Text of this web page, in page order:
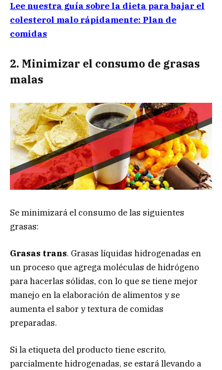
Lee nuestra guía sobre la dieta para bajar el
colesterol malo rápidamente: Plan de
comidas
2. Minimizar el consumo de grasas
malas
Se minimizará el consumo de las siguientes
grasas:
Grasas trans. Grasas líquidas hidrogenadas en
un proceso que agrega moléculas de hidrógeno
para hacerlas sólidas, con lo que se tiene mejor
manejo en la elaboración de alimentos y se
aumenta el sabor y textura de comidas
preparadas.
Si la etiqueta del producto tiene escrito,
parcialmente hidrogenadas, se estará llevando a